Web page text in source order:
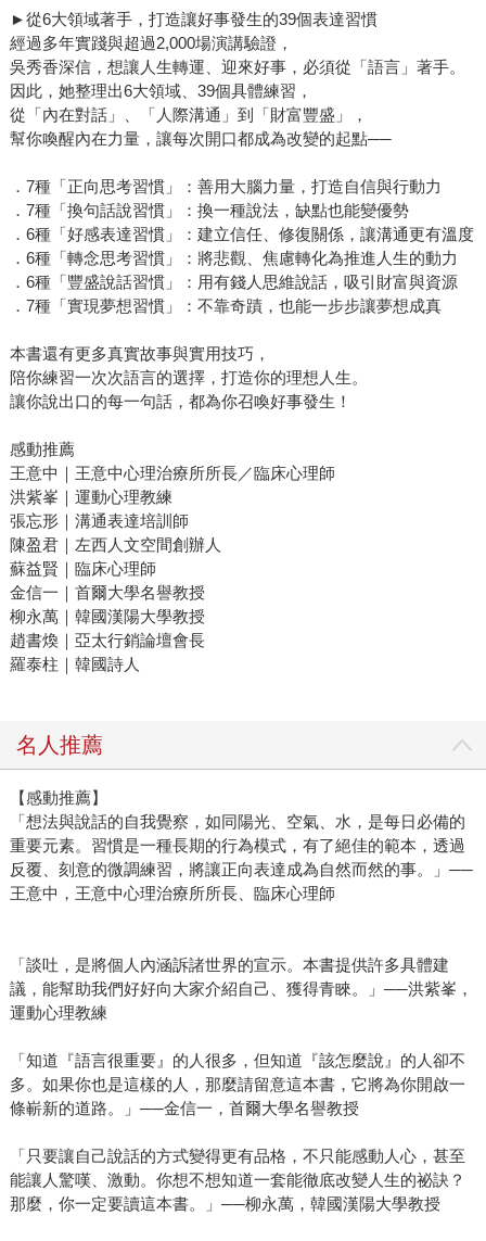
►從6大領域著手，打造讓好事發生的39個表達習慣
經過多年實踐與超過2,000場演講驗證，
吳秀香深信，想讓人生轉運、迎來好事，必須從「語言」著手。
因此，她整理出6大領域、39個具體練習，
從「內在對話」、「人際溝通」到「財富豐盛」，
幫你喚醒內在力量，讓每次開口都成為改變的起點──
．7種「正向思考習慣」：善用大腦力量，打造自信與行動力
．7種「換句話說習慣」：換一種說法，缺點也能變優勢
．6種「好感表達習慣」：建立信任、修復關係，讓溝通更有溫度
．6種「轉念思考習慣」：將悲觀、焦慮轉化為推進人生的動力
．6種「豐盛說話習慣」：用有錢人思維說話，吸引財富與資源
．7種「實現夢想習慣」：不靠奇蹟，也能一步步讓夢想成真
本書還有更多真實故事與實用技巧，
陪你練習一次次語言的選擇，打造你的理想人生。
讓你說出口的每一句話，都為你召喚好事發生！
感動推薦
王意中｜王意中心理治療所所長／臨床心理師
洪紫峯｜運動心理教練
張忘形｜溝通表達培訓師
陳盈君｜左西人文空間創辦人
蘇益賢｜臨床心理師
金信一｜首爾大學名譽教授
柳永萬｜韓國漢陽大學教授
趙書煥｜亞太行銷論壇會長
羅泰柱｜韓國詩人
名人推薦
【感動推薦】
「想法與說話的自我覺察，如同陽光、空氣、水，是每日必備的
重要元素。習慣是一種長期的行為模式，有了絕佳的範本，透過
反覆、刻意的微調練習，將讓正向表達成為自然而然的事。」──
王意中，王意中心理治療所所長、臨床心理師
「談吐，是將個人內涵訴諸世界的宣示。本書提供許多具體建
議，能幫助我們好好向大家介紹自己、獲得青睞。」──洪紫峯，
運動心理教練
「知道『語言很重要』的人很多，但知道『該怎麼說』的人卻不
多。如果你也是這樣的人，那麼請留意這本書，它將為你開啟一
條嶄新的道路。」──金信一，首爾大學名譽教授
「只要讓自己說話的方式變得更有品格，不只能感動人心，甚至
能讓人驚嘆、激動。你想不想知道一套能徹底改變人生的祕訣？
那麼，你一定要讀這本書。」──柳永萬，韓國漢陽大學教授